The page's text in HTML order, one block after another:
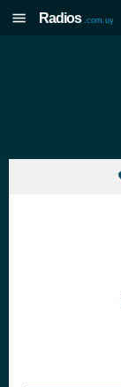
Radios .com.uy